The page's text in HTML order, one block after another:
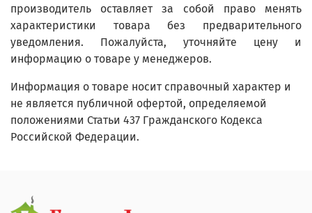
производитель оставляет за собой право менять
характеристики товара без предварительного
уведомления. Пожалуйста, уточняйте цену и
информацию о товаре у менеджеров.
Информация о товаре носит справочный характер и
не является публичной офертой, определяемой
положениями Статьи 437 Гражданского Кодекса
Российской Федерации.